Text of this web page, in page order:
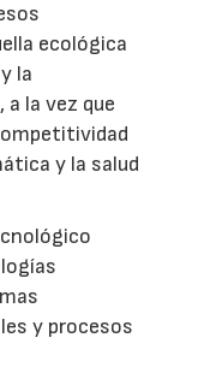
ecológica
la
la vez que
y la salud
y procesos